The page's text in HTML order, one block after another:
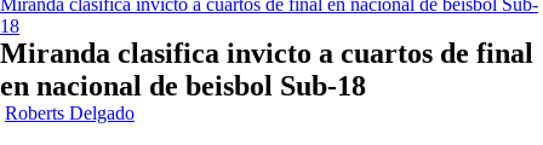
Miranda clasifica invicto a cuartos de final en nacional de beisbol Sub-
18
Miranda clasifica invicto a cuartos de final
en nacional de beisbol Sub-18
Roberts Delgado